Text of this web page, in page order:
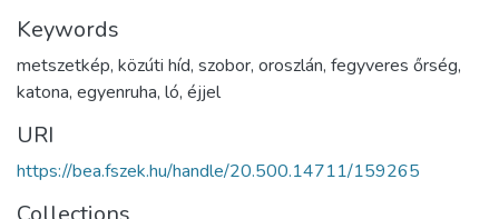
Keywords
metszetkép, közúti híd, szobor, oroszlán, fegyveres őrség,
katona, egyenruha, ló, éjjel
URI
https://bea.fszek.hu/handle/20.500.14711/159265